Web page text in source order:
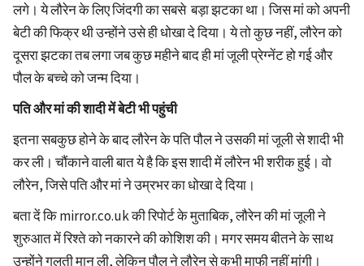
लगे। ये लौरेन के लिए जिंदगी का सबसे बड़ा झटका था। जिस मां को अपनी
बेटी की फिक्र थी उन्होंने उसे ही धोखा दे दिया। ये तो कुछ नहीं, लौरेन को
दूसरा झटका तब लगा जब कुछ महीने बाद ही मां जूली प्रेग्नेंट हो गई और
पौल के बच्चे को जन्म दिया।
पति और मां की शादी में बेटी भी पहुंची
इतना सबकुछ होने के बाद लौरेन के पति पौल ने उसकी मां जूली से शादी भी
कर ली। चौंकाने वाली बात ये है कि इस शादी में लौरेन भी शरीक हुई। वो
लौरेन, जिसे पति और मां ने उम्रभर का धोखा दे दिया।
बता दें कि mirror.co.uk की रिपोर्ट के मुताबिक, लौरेन की मां जूली ने
शुरुआत में रिश्ते को नकारने की कोशिश की। मगर समय बीतने के साथ
उन्होंने गलती मान ली, लेकिन पौल ने लौरेन से कभी माफी नहीं मांगी।